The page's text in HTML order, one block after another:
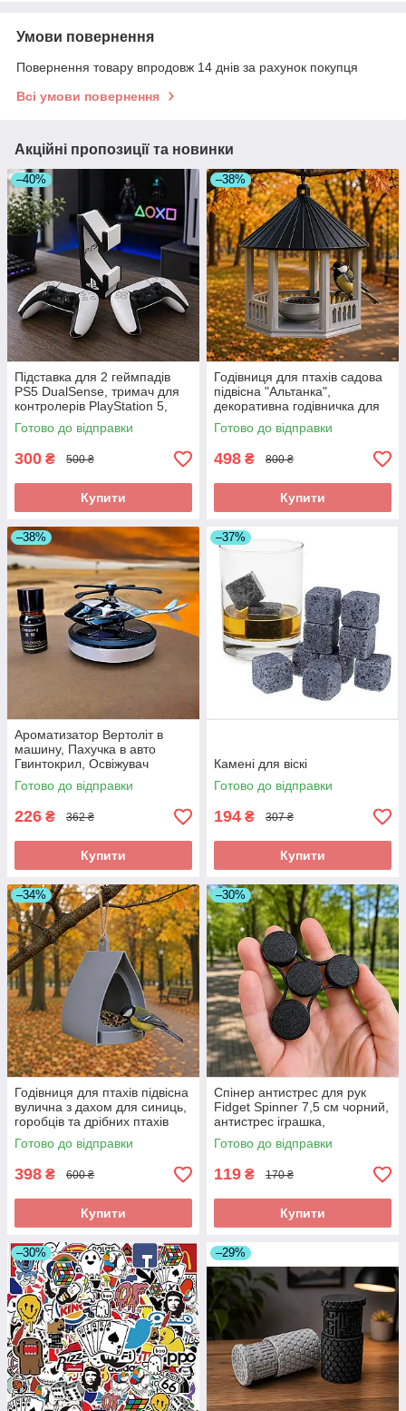
Умови повернення
Повернення товару впродовж 14 днів за рахунок покупця
Всі умови повернення
Акційні пропозиції та новинки
–40%
Підставка для 2 геймпадів
PS5 DualSense, тримач для
контролерів PlayStation 5,
органайзер для джойстиків
Готово до відправки
300 ₴ 500 ₴
Купити
–38%
Годівниця для птахів садова
підвісна "Альтанка",
декоративна годівничка для
саду, дачі та двору 19×16 см
Готово до відправки
498 ₴ 800 ₴
Купити
–38%
Ароматизатор Вертоліт в
машину, Пахучка в авто
Гвинтокрил, Освіжувач
повітря
Готово до відправки
226 ₴ 362 ₴
Купити
–37%
Камені для віскі
Готово до відправки
194 ₴ 307 ₴
Купити
–34%
Годівниця для птахів підвісна
вулична з дахом для синиць,
горобців та дрібних птахів
14×12×15 см
Готово до відправки
398 ₴ 600 ₴
Купити
–30%
Спінер антистрес для рук
Fidget Spinner 7,5 см чорний,
антистрес іграшка,
кишеньковий спінер, спінер
для дітей та дорослих
Готово до відправки
119 ₴ 170 ₴
Купити
–30% –29%